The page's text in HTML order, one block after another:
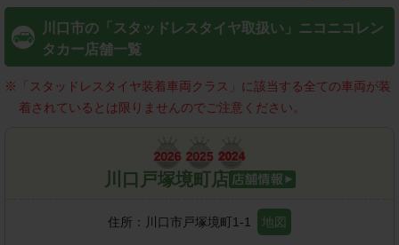
川口市の「スタッドレスタイヤ取扱い」ニコニコレン
タカー店舗一覧
※
「スタッドレスタイヤ装着車両クラス」に該当する全ての車両が装
着されているとは限りませんのでご注意ください。
川口戸塚境町店
住所： 川口市戸塚境町1-1 地図